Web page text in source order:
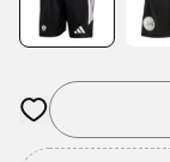
Åbner en Modal